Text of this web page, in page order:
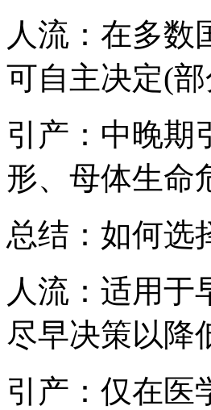
人流：在多数
可自主决定(
引产：中晚期
形、母体生命
总结：如何选
人流：适用于
尽早决策以降
引产：仅在医